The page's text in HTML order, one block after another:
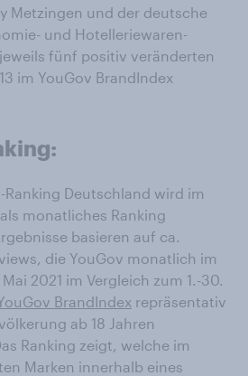
Metzingen und der deutsche
und Hotelleriewaren-
fünf positiv veränderten
im YouGov BrandIndex
Ranking Deutschland wird im
monatliches Ranking
basieren auf ca.
die YouGov monatlich im
2021 im Vergleich zum 1.-30.
BrandIndex repräsentativ
ab 18 Jahren
Ranking zeigt, welche im
Marken innerhalb eines